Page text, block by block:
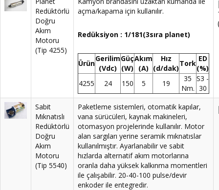
Redüktörlü
Doğru
Akım
Motoru
(Tip 4255)
açma/kapama için kullanılır.
Redüksiyon : 1/181(3sıra planet)
Ürün
Gerilim
(Vdc)
Güç
(W)
Akım
(A)
Hız
(d/dak)
Tork
ED
(%)
4255
24 150 5 19
35
Nm.
S3 -
30
Sabit
Mıknatıslı
Redüktörlü
Doğru
Akım
Motoru
(Tip 5540)
Paketleme sistemleri, otomatik kapılar,
vana sürücüleri, kaynak makineleri,
otomasyon projelerinde kullanılır. Motor
alan sargıları yerine seramik mıknatıslar
kullanılmıştır. Ayarlanabilir ve sabit
hızlarda alternatif akım motorlarına
oranla daha yüksek kalkınma momentleri
ile çalışabilir. 20-40-100 pulse/devir
enkoder ile entegredir.